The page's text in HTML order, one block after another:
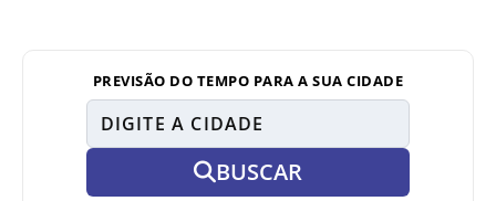
PREVISÃO DO TEMPO PARA A SUA CIDADE
BUSCAR